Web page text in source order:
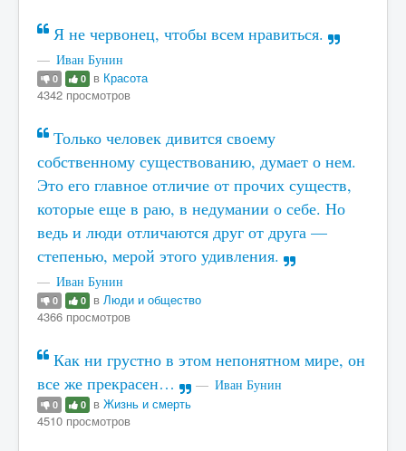
Я не червонец, чтобы всем нравиться.
Иван Бунин
0 0 в Красота
4342 просмотров
Только человек дивится своему
собственному существованию, думает о нем.
Это его главное отличие от прочих существ,
которые еще в раю, в недумании о себе. Но
ведь и люди отличаются друг от друга —
степенью, мерой этого удивления.
Иван Бунин
0 0 в Люди и общество
4366 просмотров
Как ни грустно в этом непонятном мире, он
все же прекрасен…
Иван Бунин
0 0 в Жизнь и смерть
4510 просмотров